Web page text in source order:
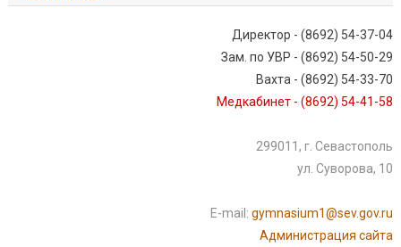
Директор - (8692) 54-37-04
Зам. по УВР - (8692) 54-50-29
Вахта - (8692) 54-33-70
Медкабинет - (8692) 54-41-58
299011, г. Севастополь
ул. Суворова, 10
E-mail:gymnasium1@sev.gov.ru
Администрация сайта